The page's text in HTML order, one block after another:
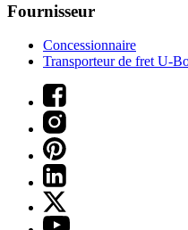
Fournisseur
Concessionnaire
Transporteur de fret U-